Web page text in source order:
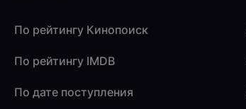
По рейтингу Кинопоиск
По рейтингу IMDB
По дате поступления